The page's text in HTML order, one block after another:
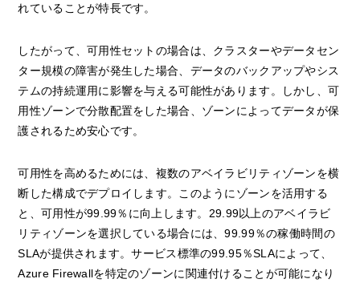
れていることが特長です。
したがって、可用性セットの場合は、クラスターやデータセン
ター規模の障害が発生した場合、データのバックアップやシス
テムの持続運用に影響を与える可能性があります。しかし、可
用性ゾーンで分散配置をした場合、ゾーンによってデータが保
護されるため安心です。
可用性を高めるためには、複数のアベイラビリティゾーンを横
断した構成でデプロイします。このようにゾーンを活用する
と、可用性が99.99％に向上します。29.99以上のアベイラビ
リティゾーンを選択している場合には、99.99％の稼働時間の
SLAが提供されます。サービス標準の99.95％SLAによって、
Azure Firewallを特定のゾーンに関連付けることが可能になり